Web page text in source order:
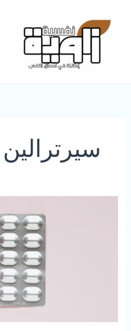
المحتوى
سيرترالين